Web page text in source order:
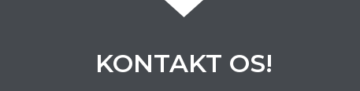
KONTAKT OS!